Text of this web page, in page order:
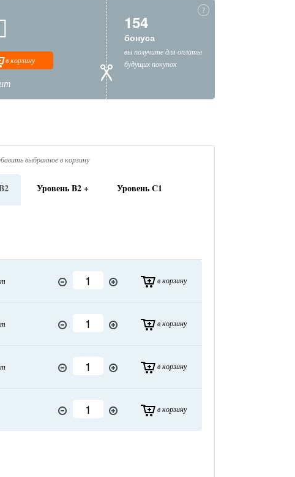
в корзину
154
бонуса
вы получите для оплаты
будущих покупок
выбранное в корзину
Уровень B2 + Уровень C1
в корзину
в корзину
в корзину
в корзину